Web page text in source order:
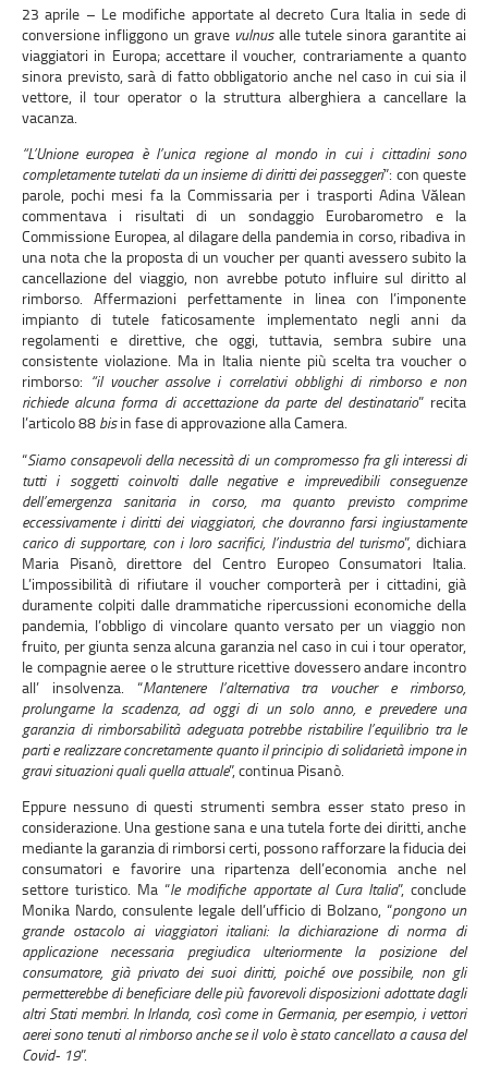
23 aprile – Le modifiche apportate al decreto Cura Italia in sede di
conversione infliggono un grave vulnusalle tutele sinora garantite ai
viaggiatori in Europa; accettare il voucher, contrariamente a quanto
sinora previsto, sarà di fatto obbligatorio anche nel caso in cui sia il
vettore, il tour operator o la struttura alberghiera a cancellare la
vacanza.
“L’Unione europea è l’unica regione al mondo in cui i cittadini sono
completamente tutelati da un insieme di diritti dei passeggeri”: con queste
parole, pochi mesi fa la Commissaria per i trasporti Adina Vălean
commentava i risultati di un sondaggio Eurobarometro e la
Commissione Europea, al dilagare della pandemia in corso, ribadiva in
una nota che la proposta di un voucher per quanti avessero subito la
cancellazione del viaggio, non avrebbe potuto influire sul diritto al
rimborso. Affermazioni perfettamente in linea con l’imponente
impianto di tutele faticosamente implementato negli anni da
regolamenti e direttive, che oggi, tuttavia, sembra subire una
consistente violazione. Ma in Italia niente più scelta tra voucher o
rimborso: “il voucher assolve i correlativi obblighi di rimborso e non
richiede alcuna forma di accettazione da parte del destinatario” recita
l’articolo 88 bisin fase di approvazione alla Camera.
“Siamo consapevoli della necessità di un compromesso fra gli interessi di
tutti i soggetti coinvolti dalle negative e imprevedibili conseguenze
dell’emergenza sanitaria in corso, ma quanto previsto comprime
eccessivamente i diritti dei viaggiatori, che dovranno farsi ingiustamente
carico di supportare, con i loro sacrifici, l’industria del turismo”, dichiara
Maria Pisanò, direttore del Centro Europeo Consumatori Italia.
L’impossibilità di rifiutare il voucher comporterà per i cittadini, già
duramente colpiti dalle drammatiche ripercussioni economiche della
pandemia, l’obbligo di vincolare quanto versato per un viaggio non
fruito, per giunta senza alcuna garanzia nel caso in cui i tour operator,
le compagnie aeree o le strutture ricettive dovessero andare incontro
all’ insolvenza. “Mantenere l’alternativa tra voucher e rimborso,
prolungarne la scadenza, ad oggi di un solo anno, e prevedere una
garanzia di rimborsabilità adeguata potrebbe ristabilire l’equilibrio tra le
parti e realizzare concretamente quanto il principio di solidarietà impone in
gravi situazioni quali quella attuale”, continua Pisanò.
Eppure nessuno di questi strumenti sembra esser stato preso in
considerazione. Una gestione sana e una tutela forte dei diritti, anche
mediante la garanzia di rimborsi certi, possono rafforzare la fiducia dei
consumatori e favorire una ripartenza dell’economia anche nel
settore turistico. Ma “le modifiche apportate al Cura Italia”, conclude
Monika Nardo, consulente legale dell’ufficio di Bolzano, “pongono un
grande ostacolo ai viaggiatori italiani: la dichiarazione di norma di
applicazione necessaria pregiudica ulteriormente la posizione del
consumatore, già privato dei suoi diritti, poiché ove possibile, non gli
permetterebbe di beneficiare delle più favorevoli disposizioni adottate dagli
altri Stati membri. In Irlanda, così come in Germania, per esempio, i vettori
aerei sono tenuti al rimborso anche se il volo è stato cancellato a causa del
Covid- 19”.